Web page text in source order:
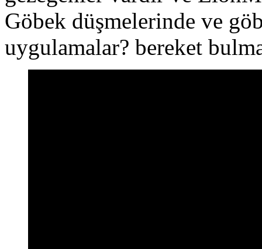
Göbek düşmelerinde ve
uygulamalar? bereket